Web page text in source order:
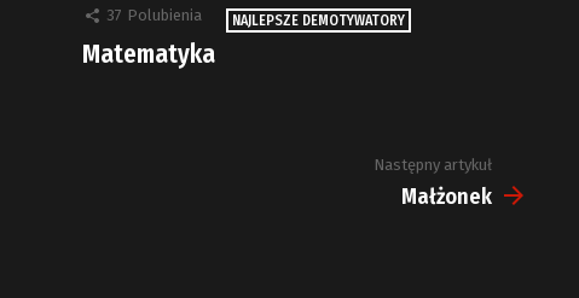
37 Polubienia NAJLEPSZE DEMOTYWATORY
Matematyka
Następny artykuł
Małżonek